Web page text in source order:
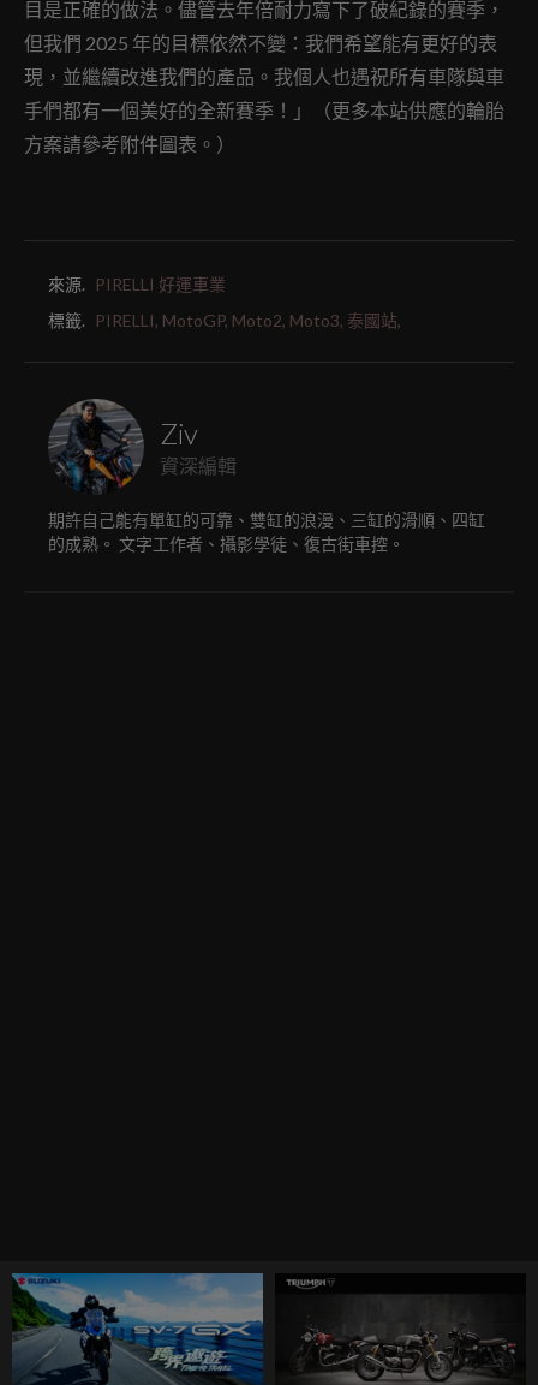
目是正確的做法。儘管去年倍耐力寫下了破紀錄的賽季，
但我們 2025 年的目標依然不變：我們希望能有更好的表
現，並繼續改進我們的產品。我個人也遇祝所有車隊與車
手們都有一個美好的全新賽季！」（更多本站供應的輪胎
方案請參考附件圖表。）
來源.
PIRELLI 好運車業
標籤.
PIRELLI, MotoGP, Moto2, Moto3, 泰國站,
Ziv
資深編輯
期許自己能有單缸的可靠、雙缸的浪漫、三缸的滑順、四缸
的成熟。 文字工作者、攝影學徒、復古街車控。